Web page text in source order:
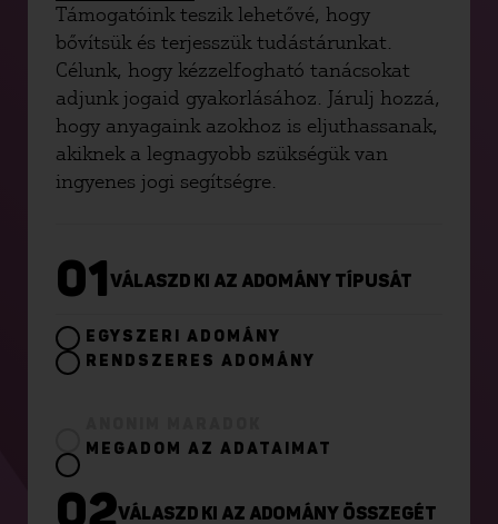
Támogatóink teszik lehetővé, hogy
bővítsük és terjesszük tudástárunkat.
Célunk, hogy kézzelfogható tanácsokat
adjunk jogaid gyakorlásához. Járulj hozzá,
hogy anyagaink azokhoz is eljuthassanak,
akiknek a legnagyobb szükségük van
ingyenes jogi segítségre.
01 VÁLASZD KI AZ ADOMÁNY TÍPUSÁT
EGYSZERI ADOMÁNY
RENDSZERES ADOMÁNY
MEGADOM AZ ADATAIMAT
VÁLASZD KI AZ ADOMÁNY ÖSSZEGÉT